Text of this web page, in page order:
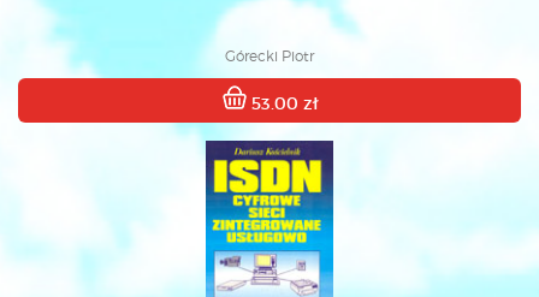
Górecki Piotr
53.00 zł